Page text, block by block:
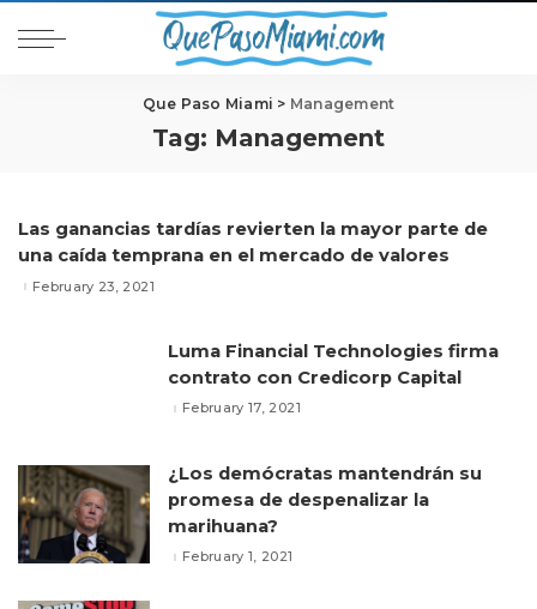
Que Paso Miami > Management
Tag: Management
Las ganancias tardías revierten la mayor parte de
una caída temprana en el mercado de valores
February 23, 2021
Luma Financial Technologies firma
contrato con Credicorp Capital
February 17, 2021
¿Los demócratas mantendrán su
promesa de despenalizar la
marihuana?
February 1, 2021